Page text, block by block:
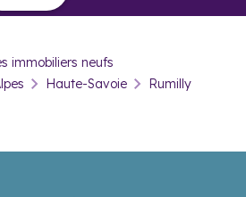
immobiliers neufs
Haute-Savoie
Rumilly